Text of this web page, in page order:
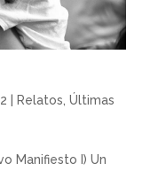
| Relatos Últimas
Manifiesto I) Un